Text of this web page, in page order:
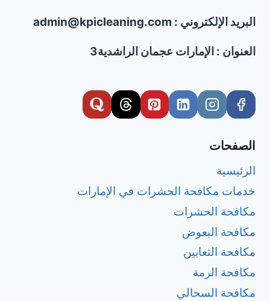
البريد الإلكتروني : admin@kpicleaning.com
العنوان : الإمارات عجمان الراشدية3
الصفحات
الرئيسية
خدمات مكافحة الحشرات في الإمارات
مكافحة الحشرات
مكافحة البعوض
مكافحة الثعابين
مكافحة الرمة
مكافحة السحالي